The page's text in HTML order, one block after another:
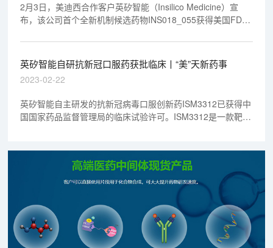
2月3日，美迪西合作客户英矽智能（Insilico Medicine）宣
布，该公司首个全新机制候选药物INS018_055获得美国FDA
INS018_055是一款具有全球首创潜力的小分子抑制剂。
英矽智能自研抗新冠口服药获批临床丨“美”天新药事
2023-02-22
英矽智能自主研发的抗新冠病毒口服创新药ISM3312已获得中
国国家药品监督管理局的临床试验许可。ISM3312是一款靶向